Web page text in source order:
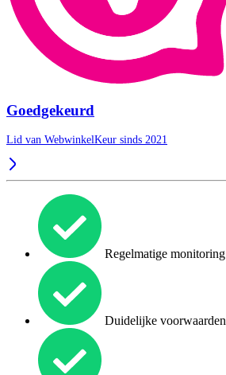
Goedgekeurd
Lid van WebwinkelKeur sinds 2021
Regelmatige monitoring
Duidelijke voorwaarden